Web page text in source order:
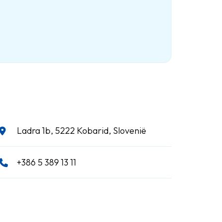
Ladra 1b, 5222 Kobarid, Slovenië
+386 5 389 13 11